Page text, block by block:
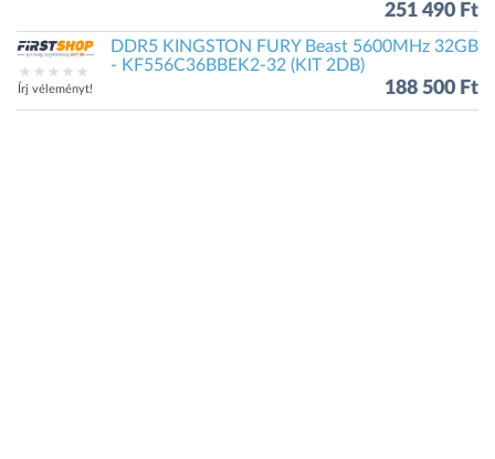
251 490 Ft
Írj véleményt!
DDR5 KINGSTON FURY Beast 5600MHz 32GB
- KF556C36BBEK2-32 (KIT 2DB)
188 500 Ft